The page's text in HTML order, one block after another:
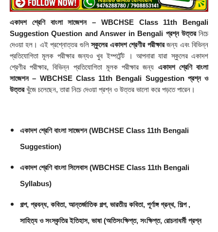
একাদশ শ্রেণি বাংলা সাজেশন – WBCHSE Class 11th Bengali
Suggestion Question and Answer in Bengali প্রশ্ন উত্তর নিচে
দেওয়া হল। এই প্রশ্নোত্তর গুলি স্কুলের একাদশ শ্রেণীর পরীক্ষার জন্য এবং বিভিন্ন
প্রতিযোগিতা মূলক পরীক্ষার জন্যও খুব ইম্পর্টেন্ট । আপনারা যারা স্কুলের একাদশ
শ্রেণীর পরীক্ষার, বিভিন্ন প্রতিযোগিতা মূলক পরীক্ষার জন্য একাদশ শ্রেণি বাংলা
সাজেশন – WBCHSE Class 11th Bengali Suggestion প্রশ্ন ও
উত্তর খুঁজে চলেছেন, তারা নিচে দেওয়া প্রশ্ন ও উত্তর ভালো করে পড়তে পারেন।
একাদশ শ্রেণি বাংলা সাজেশন (WBCHSE Class 11th Bengali
Suggestion)
একাদশ শ্রেণি বাংলা সিলেবাস (WBCHSE Class 11th Bengali
Syllabus)
গল্প, প্রবন্ধ, কবিতা, আন্তর্জাতিক গল্প, ভারতীয় কবিতা, পূর্ণাঙ্গ গ্রন্থ, শিল্প ,
সাহিত্য ও সংস্কৃতির ইতিহাস, ভাষা (অতিসংক্ষিপ্ত, সংক্ষিপ্ত, রোচনাধর্মী প্রশ্ন